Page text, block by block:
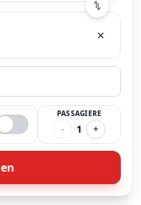
PASSAGIERE
- 1 +